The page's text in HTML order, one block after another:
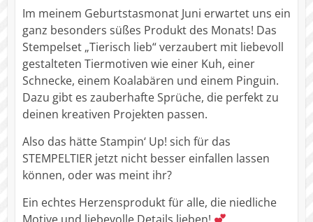
Im meinem Geburtstasmonat Juni erwartet uns ein
ganz besonders süßes Produkt des Monats! Das
Stempelset „Tierisch lieb“ verzaubert mit liebevoll
gestalteten Tiermotiven wie einer Kuh, einer
Schnecke, einem Koalabären und einem Pinguin.
Dazu gibt es zauberhafte Sprüche, die perfekt zu
deinen kreativen Projekten passen.
Also das hätte Stampin‘ Up! sich für das
STEMPELTIER jetzt nicht besser einfallen lassen
können, oder was meint ihr?
Ein echtes Herzensprodukt für alle, die niedliche